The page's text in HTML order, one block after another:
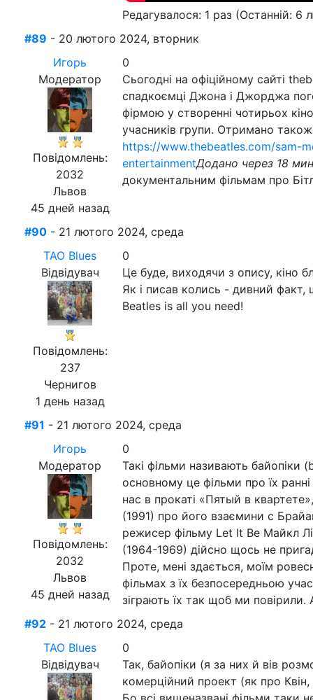
Редагувалося: 1 раз (Останній: 6
#89 - 20 лютого 2024, вторник
Игорь
Модератор
Повідомлень:
2032
Львов
45 дней назад
0
Сьогодні на офіційному сайті
спадкоємці Джона і Джорджа
фірмою у створенні чотирьох
учасників групи. Отримано також
https://www.thebeatles.com/sam-
entertainmentДодано через 18
документальним фільмам про
#90 - 21 лютого 2024, среда
ТАО Blues
Відвідувач
Повідомлень:
237
Чернигов
1 день назад
0
Це буде, виходячи з опису, кіно
Як і писав колись - дивний факт,
Beatles is all you need!
#91 - 21 лютого 2024, среда
Игорь
Модератор
Повідомлень:
2032
Львов
45 дней назад
0
Такі фільми називають байопіки
основному це фільми про їх
нас в прокаті «Пятый в
(1991) про його взаємини с
режисер фільму Let It Be Майкл
(1964-1969) дійсно щось не
Проте, мені здається, моїм
фільмах з їх безпосередньою
зіграють їх так щоб ми
#92 - 21 лютого 2024, среда
ТАО Blues
Відвідувач
0
Так, байопіки (я за них й вів
комерційний проект (як про